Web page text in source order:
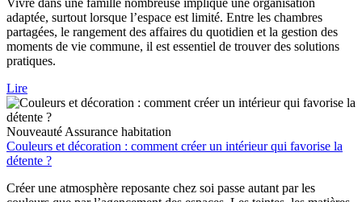
Vivre dans une famille nombreuse implique une organisation
adaptée, surtout lorsque l’espace est limité. Entre les chambres
partagées, le rangement des affaires du quotidien et la gestion des
moments de vie commune, il est essentiel de trouver des solutions
pratiques.
Lire
Nouveauté Assurance habitation
Couleurs et décoration : comment créer un intérieur qui favorise la
détente ?
Créer une atmosphère reposante chez soi passe autant par les